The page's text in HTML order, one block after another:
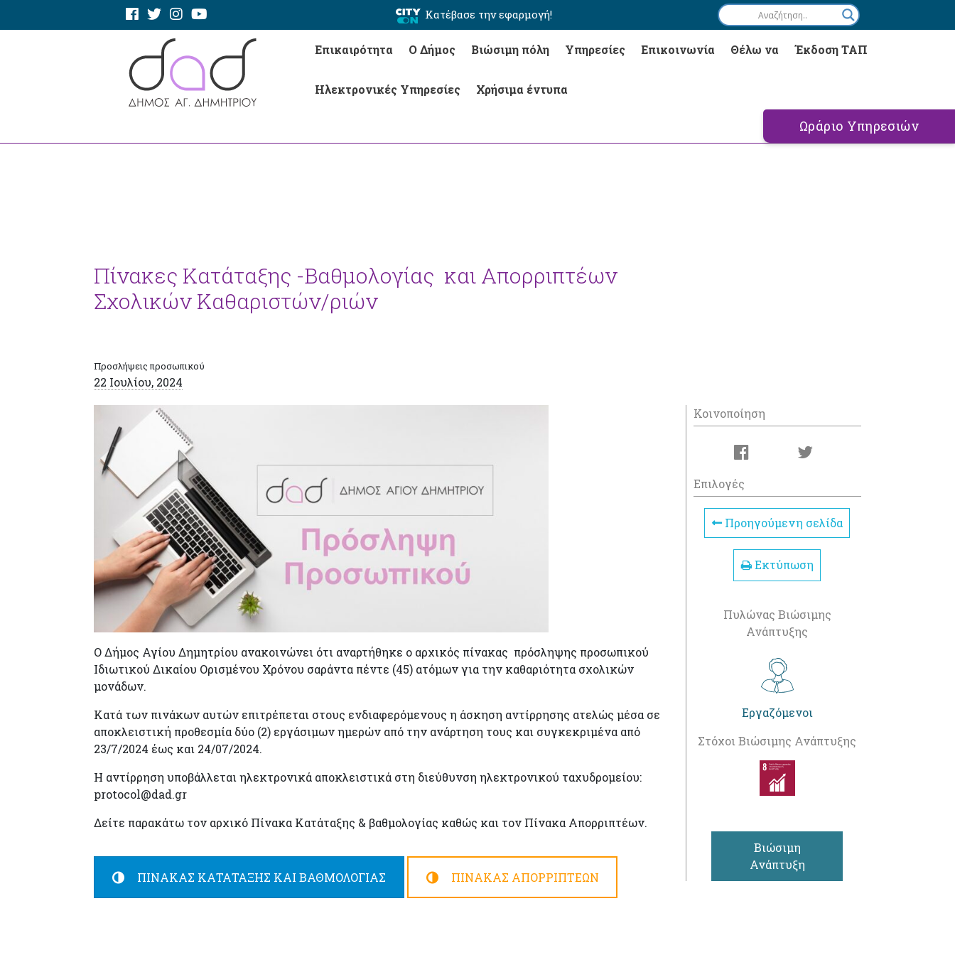
Κατέβασε την εφαρμογή!
Επικαιρότητα Ο Δήμος Βιώσιμη πόλη Υπηρεσίες Επικοινωνία Θέλω να Έκδοση ΤΑΠ
Ηλεκτρονικές Υπηρεσίες Χρήσιμα έντυπα
Ωράριο Υπηρεσιών
Πίνακες Κατάταξης -Βαθμολογίας και Aπορριπτέων
Σχολικών Καθαριστών/ριών
Προσλήψεις προσωπικού
22 Ιουλίου, 2024
Ο Δήμος Αγίου Δημητρίου ανακοινώνει ότι αναρτήθηκε ο αρχικός πίνακας πρόσληψης προσωπικού
Ιδιωτικού Δικαίου Ορισμένου Χρόνου σαράντα πέντε (45) ατόμων για την καθαριότητα σχολικών
μονάδων.
Κατά των πινάκων αυτών επιτρέπεται στους ενδιαφερόμενους η άσκηση αντίρρησης ατελώς μέσα σε
αποκλειστική προθεσμία δύο (2) εργάσιμων ημερών από την ανάρτηση τους και συγκεκριμένα από
23/7/2024 έως και 24/07/2024.
Η αντίρρηση υποβάλλεται ηλεκτρονικά αποκλειστικά στη διεύθυνση ηλεκτρονικού ταχυδρομείου:
protocol@dad.gr
Δείτε παρακάτω τον αρχικό Πίνακα Κατάταξης & βαθμολογίας καθώς και τον Πίνακα Απορριπτέων.
ΠΙΝΑΚΑΣ ΚΑΤΑΤΑΞΗΣ ΚΑΙ ΒΑΘΜΟΛΟΓΙΑΣ ΠΙΝΑΚΑΣ ΑΠΟΡΡΙΠΤΕΩΝ
Κοινοποίηση
Επιλογές
Προηγούμενη σελίδα
Εκτύπωση
Πυλώνας Βιώσιμης
Ανάπτυξης
Εργαζόμενοι
Στόχοι Βιώσιμης Ανάπτυξης
Βιώσιμη
Ανάπτυξη